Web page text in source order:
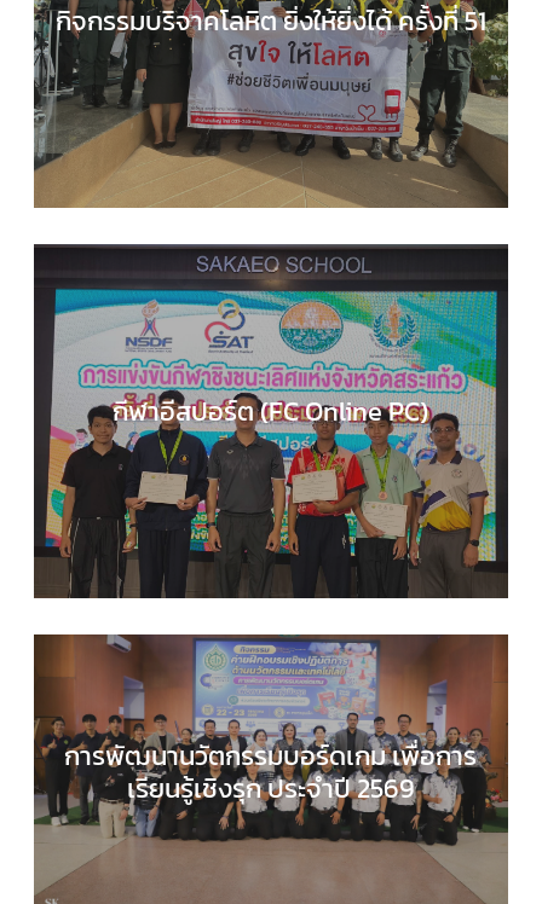
กิจกรรมบริจาคโลหิต ยิ่งให้ยิ่งได้ ครั้งที่ 51
กลุ่มบริหารงานทั่วไป, กิจกรรมของเรา, กิจกรรมนักเ
, ข่าวประชาสัมพันธ์
กีฬาอีสปอร์ต (FC Online PC)
COMPUTER SCIENCE
กลุ่มสาระการเรียนรู้วิทยาศ
ละเทคโนโลยี, กิจกรรมของเรา, กิจกรรมนักเรียน,
ประชาสัมพันธ์
การพัฒนานวัตกรรมบอร์ดเกม เพื่อการ
เรียนรู้เชิงรุก ประจำปี 2569
COMPUTER SCIENCE, กลุ่มสาระการเรียนรู้วิทยาศา
ละเทคโนโลยี
กิจกรรมนักเรียน